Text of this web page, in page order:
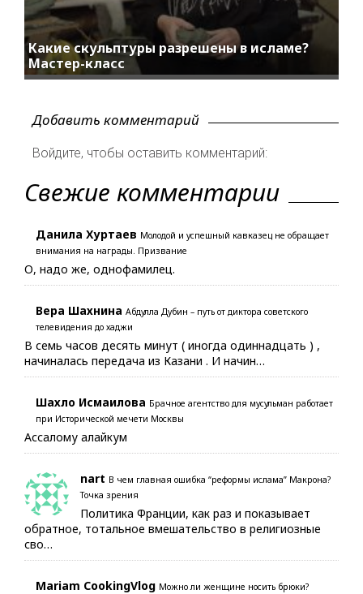
Какие скульптуры разрешены в исламе?
Мастер-класс
Добавить комментарий
Войдите, чтобы оставить комментарий:
Свежие комментарии
Данила Хуртаев Молодой и успешный кавказец не обращает
внимания на награды. Призвание
О, надо же, однофамилец.
Вера Шахнина Абдулла Дубин – путь от диктора советского
телевидения до хаджи
В семь часов десять минут ( иногда одиннадцать ) ,
начиналась передача из Казани . И начин…
Шахло Исмаилова Брачное агентство для мусульман работает
при Исторической мечети Москвы
Ассалому алайкум
nart В чем главная ошибка “реформы ислама” Макрона?
Точка зрения
Политика Франции, как раз и показывает
обратное, тотальное вмешательство в религиозные
сво…
Mariam CookingVlog Можно ли женщине носить брюки?